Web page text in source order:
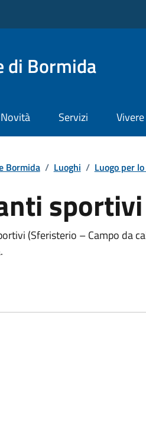
di Bormida
Novità Servizi
Bormida / Luoghi / Luogo per
sportivi
(Sferisterio – Campo da